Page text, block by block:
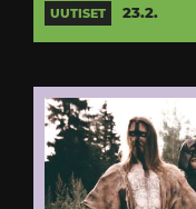
UUTISET 23.2.